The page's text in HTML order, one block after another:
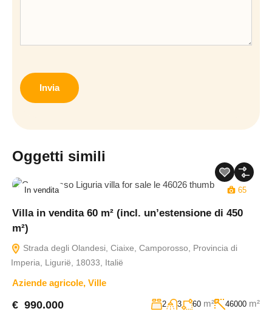
Oggetti simili
In vendita 65
Villa in vendita 60 m² (incl. un’estensione di 450
m²)
Strada degli Olandesi, Ciaixe, Camporosso, Provincia di
Imperia, Ligurië, 18033, Italië
Aziende agricole, Ville
€ 990.000 2 3 60 m² 46000 m²